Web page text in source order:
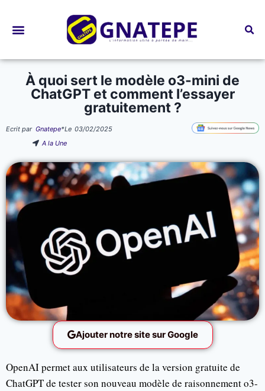
À quoi sert le modèle o3-mini de
ChatGPT et comment l’essayer
gratuitement ?
Ecrit par Gnatepe*Le 03/02/2025
A la Une
Ajouter notre site sur Google
OpenAI permet aux utilisateurs de la version gratuite de
ChatGPT de tester son nouveau modèle de raisonnement o3-